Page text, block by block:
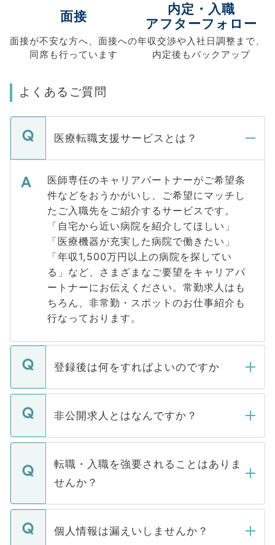
面接
面接が不安な方へ、 面接への
同席も行っています
内定・入職
アフターフォロー
年収交渉や入社日調整まで、
内定後もバックアップ
よくあるご質問
医療転職支援サービスとは？
医師専任のキャリアパートナーがご希望条
件などをおうかがいし、ご希望にマッチし
たご入職先をご紹介するサービスです。
「自宅から近い病院を紹介してほしい」
「医療機器が充実した病院で働きたい」
「年収1,500万円以上の病院を探してい
る」など、さまざまなご要望をキャリアパ
ートナーにお伝えください。常勤求人はも
ちろん、非常勤・スポットのお仕事紹介も
行なっております。
登録後は何をすればよいのですか
ご登録いただきましたら、弊社担当者がご
登録内容を確認し、その後メールもしくは
ます。通常、5営業日以内にはご連絡をせて
いただきますので、しばらくお待ちくださ
非公開求人とはなんですか？
マイナビDOCTORで取り扱っている求人の
うち約3割は、Webサイトからご覧いただ
けない「非公開求人」です。非公開求人は
下記の理由によって、一般には公開してい
ません。
■応募殺到を避けるため 人気のある医療機
転職・入職を強要されることはありま
せんか？
転職・入職を強要することは一切ありませ
ん。また、仮に応募先から内定をいただい
個人情報は漏えいしませんか？